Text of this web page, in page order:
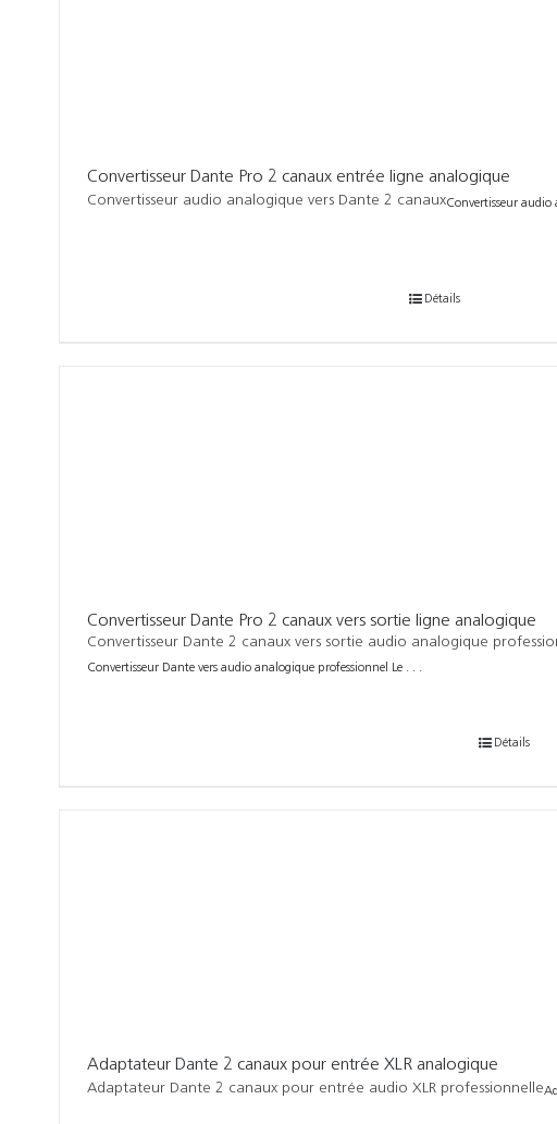
Convertisseur Dante Pro 2 canaux entrée ligne analogique
Convertisseur audio analogique vers Dante 2 canauxConvertisseur audio
Détails
Convertisseur Dante Pro 2 canaux vers sortie ligne analogique
Convertisseur Dante 2 canaux vers sortie audio analogique
Convertisseur Dante vers audio analogique professionnel Le . . .
Détails
Adaptateur Dante 2 canaux pour entrée XLR analogique
Adaptateur Dante 2 canaux pour entrée audio XLR professionnelle